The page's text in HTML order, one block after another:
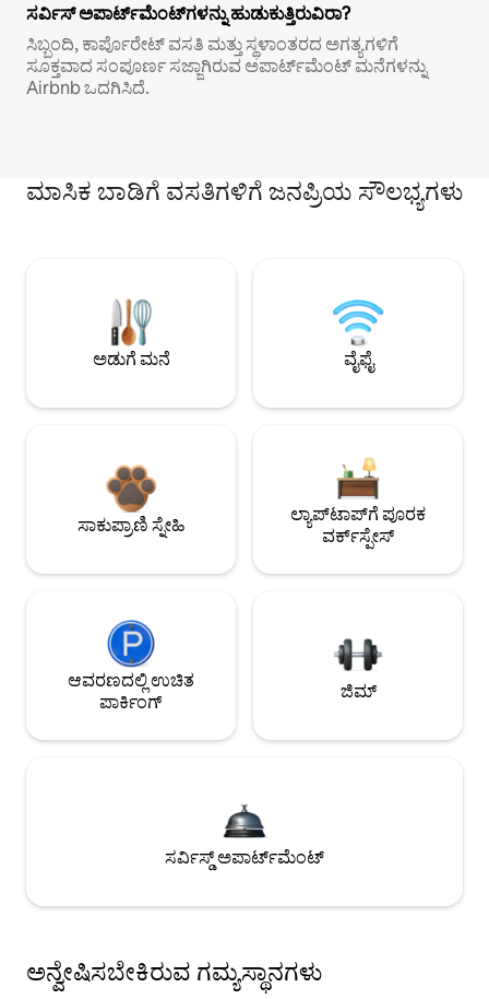
ಸರ್ವಿಸ್ ಅಪಾರ್ಟ್‌ಮೆಂಟ್‌ಗಳನ್ನು ಹುಡುಕುತ್ತಿರುವಿರಾ?
ಸಿಬ್ಬಂದಿ, ಕಾರ್ಪೊರೇಟ್ ವಸತಿ ಮತ್ತು ಸ್ಥಳಾಂತರದ ಅಗತ್ಯಗಳಿಗೆ
ಸೂಕ್ತವಾದ ಸಂಪೂರ್ಣ ಸಜ್ಜಾಗಿರುವ ಅಪಾರ್ಟ್‌ಮೆಂಟ್ ಮನೆಗಳನ್ನು
Airbnb ಒದಗಿಸಿದೆ.
ಮಾಸಿಕ ಬಾಡಿಗೆ ವಸತಿಗಳಿಗೆ ಜನಪ್ರಿಯ ಸೌಲಭ್ಯಗಳು
ಅಡುಗೆ ಮನೆ ವೈಫೈ
ಸಾಕುಪ್ರಾಣಿ ಸ್ನೇಹಿ
ಲ್ಯಾಪ್‌ಟಾಪ್‌ಗೆ ಪೂರಕ
ವರ್ಕ್‌ಸ್ಪೇಸ್
ಆವರಣದಲ್ಲಿ ಉಚಿತ
ಪಾರ್ಕಿಂಗ್
ಜಿಮ್
ಸರ್ವಿಸ್ಡ್ ಅಪಾರ್ಟ್‌ಮೆಂಟ್
ಅನ್ವೇಷಿಸಬೇಕಿರುವ ಗಮ್ಯಸ್ಥಾನಗಳು